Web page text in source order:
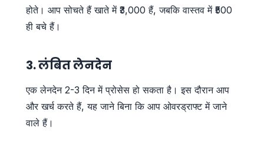
होते। आप सोचते हैं खाते में ₹3,000 हैं, जबकि वास्तव में ₹500
ही बचे हैं।
3. लंबित लेनदेन
एक लेनदेन 2-3 दिन में प्रोसेस हो सकता है। इस दौरान आप
और खर्च करते हैं, यह जाने बिना कि आप ओवरड्राफ्ट में जाने
वाले हैं।